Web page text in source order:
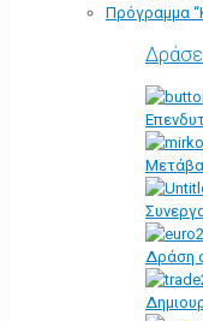
Πρόγραμμα
Δράση